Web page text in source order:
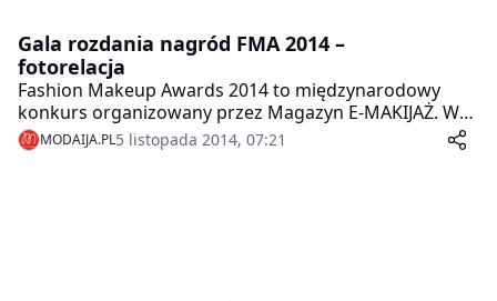
Gala rozdania nagród FMA 2014 –
fotorelacja
Fashion Makeup Awards 2014 to międzynarodowy
konkurs organizowany przez Magazyn E-MAKIJAŻ. W
ubiegły piątek gwiazdy oraz szereg gości z dziedziny
kosmetyki, makijażu bawiły się podczas uroczystego
MODAIJA.PL5 listopada 2014, 07:21